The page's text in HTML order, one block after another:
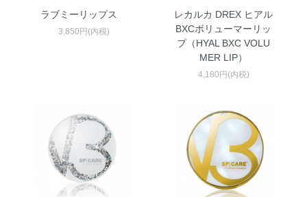
ラブミーリップス
3,850円(内税)
レカルカ DREX ヒアル
BXCボリューマーリッ
プ（HYAL BXC VOLU
MER LIP）
4,180円(内税)